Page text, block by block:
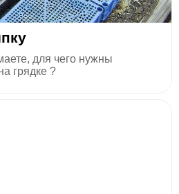
для чего нужны
грядке ?